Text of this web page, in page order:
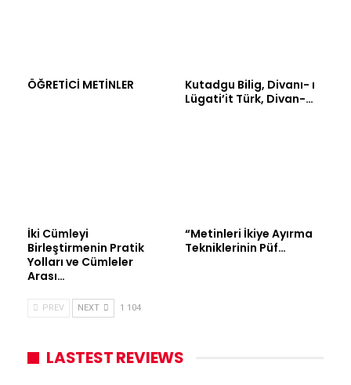
ÖĞRETİCİ METİNLER
Kutadgu Bilig, Divanı- ı
Lügati’it Türk, Divan-…
İki Cümleyi
Birleştirmenin Pratik
Yolları ve Cümleler
Arası…
“Metinleri İkiye Ayırma
Tekniklerinin Püf…
PREV NEXT 1 104
LASTEST REVIEWS